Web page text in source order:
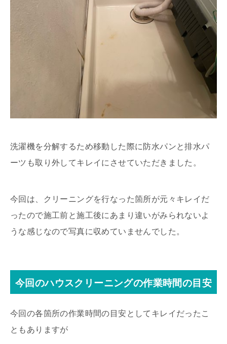
洗濯機を分解するため移動した際に防水パンと排水パ
ーツも取り外してキレイにさせていただきました。
今回は、クリーニングを行なった箇所が元々キレイだ
ったので施工前と施工後にあまり違いがみられないよ
うな感じなので写真に収めていませんでした。
今回のハウスクリーニングの作業時間の目安
今回の各箇所の作業時間の目安としてキレイだったこ
ともありますが